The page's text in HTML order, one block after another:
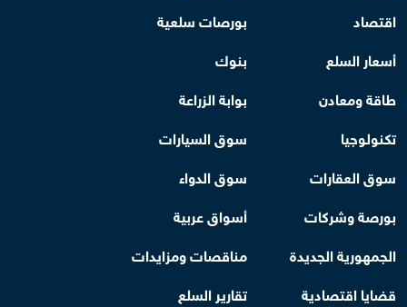
اقتصاد
بورصات سلعية
أسعار السلع
بنوك
طاقة ومعادن
بوابة الزراعة
تكنولوجيا
سوق السيارات
سوق العقارات
سوق الدواء
بورصة وشركات
أسواق عربية
الجمهورية الجديدة
مناقصات ومزايدات
قضايا اقتصادية
تقارير السلع